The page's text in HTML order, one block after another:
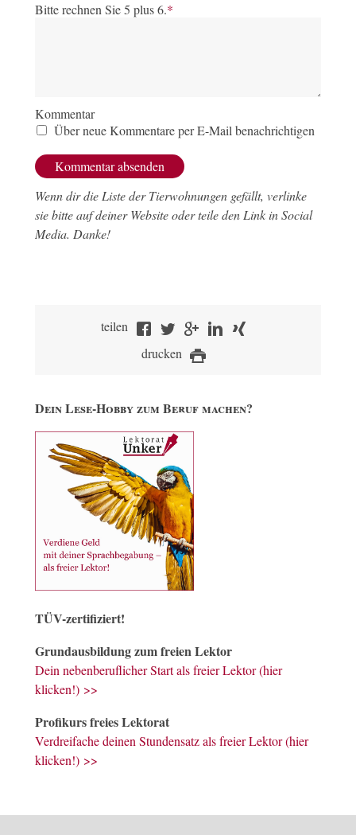
Bitte rechnen Sie 5 plus 6.*
Kommentar
Über neue Kommentare per E-Mail benachrichtigen
Wenn dir die Liste der Tierwohnungen gefällt, verlinke
sie bitte auf deiner Website oder teile den Link in Social
Media. Danke!
teilen
drucken
Dein Lese-Hobby zum Beruf machen?
TÜV-zertifiziert!
Grundausbildung zum freien Lektor
Dein nebenberuflicher Start als freier Lektor (hier
klicken!) >>
Profikurs freies Lektorat
Verdreifache deinen Stundensatz als freier Lektor (hier
klicken!) >>